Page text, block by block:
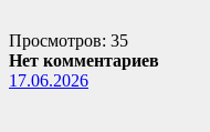
Просмотров: 35
Нет комментариев
17.06.2026